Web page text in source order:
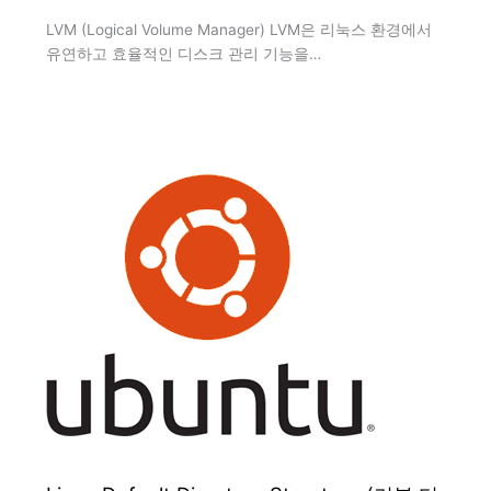
LVM (Logical Volume Manager) LVM은 리눅스 환경에서
유연하고 효율적인 디스크 관리 기능을…